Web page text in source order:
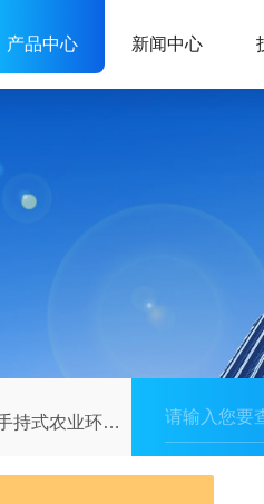
产品中心 新闻中心
业环境检测仪/便携式环境记录仪